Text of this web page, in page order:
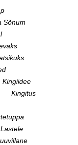
Sõnum
Kingiidee
Kingitus
Lastele